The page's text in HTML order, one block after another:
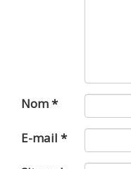
Nom*
E-mail *